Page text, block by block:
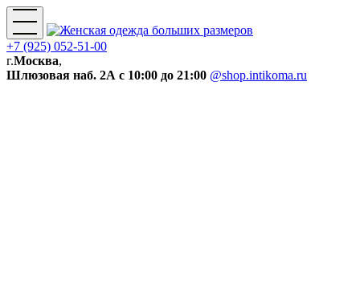
+7 (925) 052-51-00
г.Москва,
Шлюзовая наб. 2А с 10:00 до 21:00 @shop.intikoma.ru